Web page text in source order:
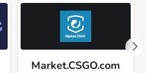
Market.CSGO.com